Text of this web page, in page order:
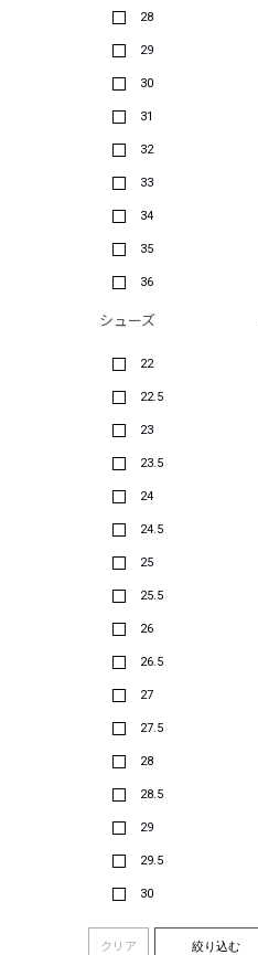
28
29
30
31
32
33
34
35
36
シューズ
22
22.5
23
23.5
24
24.5
25
25.5
26
26.5
27
27.5
28
28.5
29
29.5
30
クリア 絞り込む